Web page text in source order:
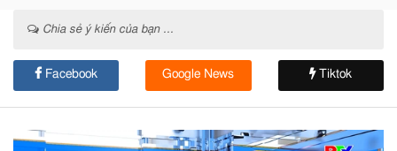
Chia sẻ ý kiến của bạn ...
Facebook Google News Tiktok